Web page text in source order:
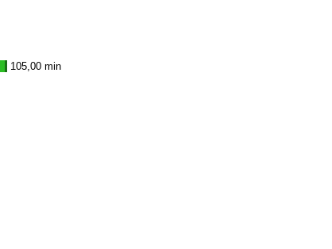
105,00 min